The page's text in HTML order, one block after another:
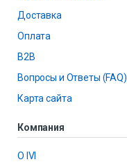
Доставка
Оплата
B2B
Вопросы и Ответы (FAQ)
Карта сайта
Компания
О IVI